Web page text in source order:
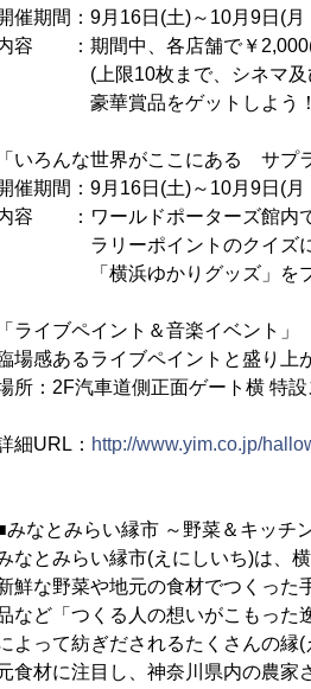
催期間：9月16日(土)～10月9日(月
容 ：期間中、各店舗で￥2,000(
(上限10枚まで、シネマ及び一
豪華賞品をゲットしよう！
「いろんな世界がここにある サプ
催期間：9月16日(土)～10月9日(月
容 ：ワールドポーターズ館内で
ラリーポイントのクイズに正
「横浜ゆかりグッズ」をプ
「ライブペイント＆音楽イベント」
場感あるライブペイントと盛り上
所：2F汽車道側正面ゲート横 特
細URL： http://www.yim.co.jp/
みなとみらい縁市 ～野菜＆キッチ
なとみらい縁市(えにしいち)は、
鮮な野菜や地元の食材でつくった
など「つくる人の想いがこもった
よって紡ぎだされるたくさんの縁
食材に注目し、神奈川県内の農家